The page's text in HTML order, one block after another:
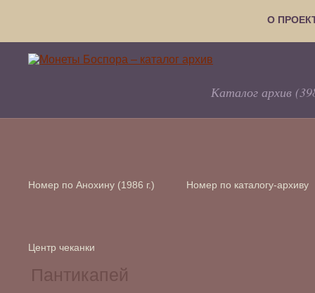
О
Каталог архив
Номер по Анохину (1986 г.) Номер по каталогу-архиву
Центр чеканки